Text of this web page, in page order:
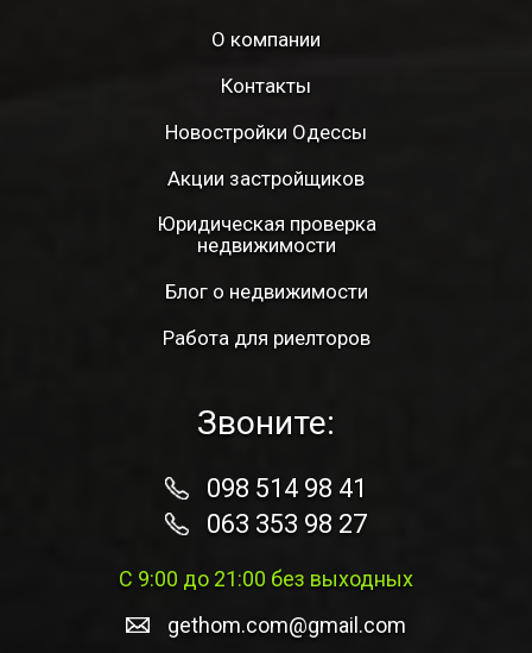
О компании
Контакты
Новостройки Одессы
Акции застройщиков
Юридическая проверка
недвижимости
Блог о недвижимости
Работа для риелторов
Звоните:
098 514 98 41
063 353 98 27
С 9:00 до 21:00 без выходных
gethom.com@gmail.com